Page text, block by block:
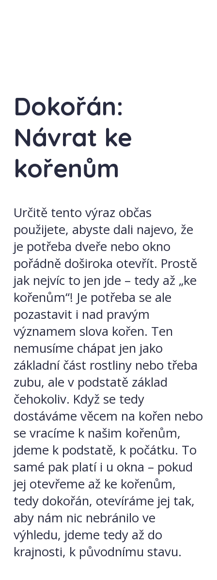
Dokořán:
Návrat ke
kořenům
Určitě tento výraz občas
použijete, abyste dali najevo, že
je potřeba dveře nebo okno
pořádně doširoka otevřít. Prostě
jak nejvíc to jen jde – tedy až „ke
kořenům“! Je potřeba se ale
pozastavit i nad pravým
významem slova kořen. Ten
nemusíme chápat jen jako
základní část rostliny nebo třeba
zubu, ale v podstatě základ
čehokoliv. Když se tedy
dostáváme věcem na kořen nebo
se vracíme k našim kořenům,
jdeme k podstatě, k počátku. To
samé pak platí i u okna – pokud
jej otevřeme až ke kořenům,
tedy dokořán, otevíráme jej tak,
aby nám nic nebránilo ve
výhledu, jdeme tedy až do
krajnosti, k původnímu stavu.